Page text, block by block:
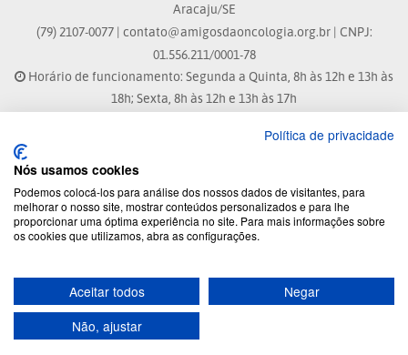
Aracaju/SE
(79) 2107-0077 | contato@amigosdaoncologia.org.br| CNPJ:
01.556.211/0001-78
Horário de funcionamento: Segunda a Quinta, 8h às 12h e 13h às
18h; Sexta, 8h às 12h e 13h às 17h
Site atualizado em: 07/08/2026 às 17:25h
® Marca Registrada
© 2026 - Todos os direitos reservados.
Desenvolvido por:
Política de privacidade
Nós usamos cookies
Podemos colocá-los para análise dos nossos dados de visitantes, para
melhorar o nosso site, mostrar conteúdos personalizados e para lhe
proporcionar uma óptima experiência no site. Para mais informações sobre
os cookies que utilizamos, abra as configurações.
Aceitar todos
Negar
Não, ajustar